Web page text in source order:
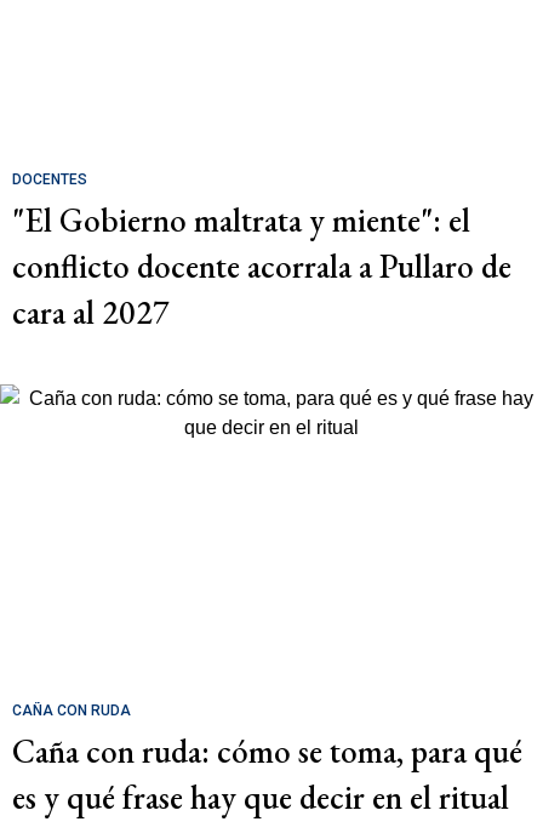
DOCENTES
"El Gobierno maltrata y miente": el
conflicto docente acorrala a Pullaro de
cara al 2027
CAÑA CON RUDA
Caña con ruda: cómo se toma, para qué
es y qué frase hay que decir en el ritual